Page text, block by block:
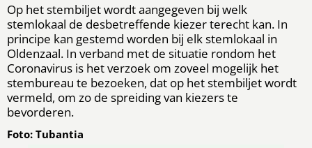
Op het stembiljet wordt aangegeven bij welk
stemlokaal de desbetreffende kiezer terecht kan. In
principe kan gestemd worden bij elk stemlokaal in
Oldenzaal. In verband met de situatie rondom het
Coronavirus is het verzoek om zoveel mogelijk het
stembureau te bezoeken, dat op het stembiljet wordt
vermeld, om zo de spreiding van kiezers te
bevorderen.
Foto: Tubantia